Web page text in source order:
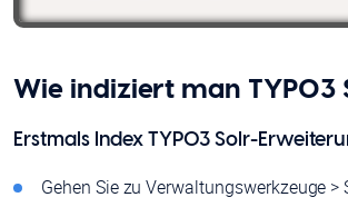
Wie indiziert man TYPO3
Erstmals Index TYPO3 Solr-
Gehen Sie zu Verwaltungswerkzeuge >